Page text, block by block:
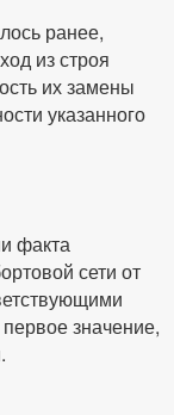
ранее,
из строя
их замены
указанного
факта
сети от
значение,